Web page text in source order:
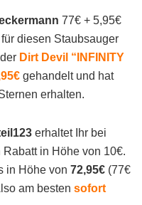
77€ + 5,95€
diesen Staubsauger
Dirt Devil “INFINITY
gehandelt und hat
erhalten.
erhaltet Ihr bei
in Höhe von 10€.
in Höhe von 72,95€ (77€
am besten sofort